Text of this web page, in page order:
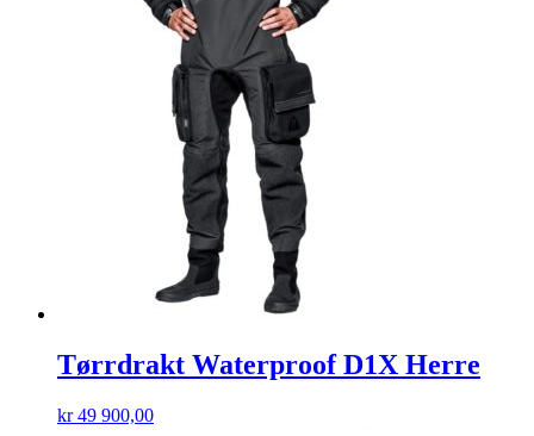
Tørrdrakt Waterproof D1X Herre
kr49 900,00